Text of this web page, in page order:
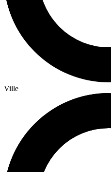
Ville